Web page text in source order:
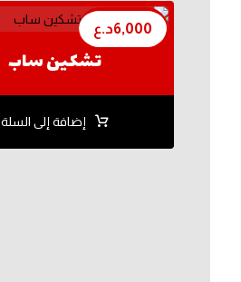
تشكين ساب
6,000د.ع
إضافة إلى السلة